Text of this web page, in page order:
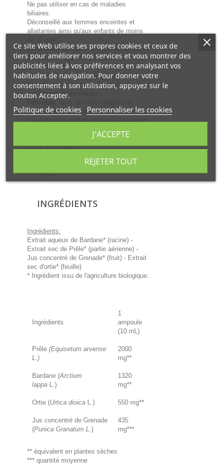
Ne pas utiliser en cas de maladies
biliaires.
Déconseillé aux femmes enceintes et
allaitantes ainsi qu'aux enfants de moins
Déconseillé en cas d'allergies aux plantes
de la famille des Composées.
Déconseillé en cas de troubles cardiaques,
de troubles rénaux ou hépatiques, de
diabète et en cas de prise simultanée de
médicaments diurétiques.
pharmacien, notamment en cas d'arthrite.
Il est recommandé de respecter les doses
alimentation variée et équilibrée et un
mode de vie sain.
Usage oral uniquement - ne convient pas
en injection.
INGRÉDIENTS
Ingrédients:
Extrait aqueux de Bardane* (racine) -
Extrait sec de Prêle* (partie aérienne) -
Jus concentré de Grenade* (fruit) - Extrait
sec d'ortie* (feuille)
* Ingrédient issu de l'agriculture biologique.
Ingrédients
1
ampoule
(10 mL)
Prêle (Equisetum arvense
L.)
2000
mg**
Bardane (Arctium
lappa L.)
1320
mg**
Ortie (Urtica dioica L.) 550 mg**
Jus concentré de Grenade
(Punica Granatum L.)
435
mg***
** équivalent en plantes sèches
*** quantité moyenne
Ce site Web utilise ses propres cookies et ceux de
tiers pour améliorer nos services et vous montrer des
publicités liées à vos préférences en analysant vos
habitudes de navigation. Pour donner votre
consentement à son utilisation, appuyez sur le
bouton Accepter.
Politique de cookies Personnaliser les cookies
REJETER TOUT
J'ACCEPTE